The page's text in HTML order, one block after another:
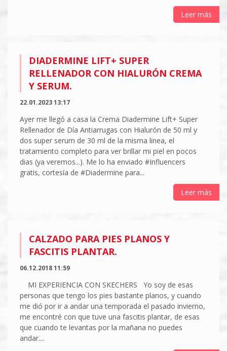
Leer más
DIADERMINE LIFT+ SUPER
RELLENADOR CON HIALURÓN CREMA
Y SERUM.
22.01.2023 13:17
Ayer me llegó a casa la Crema Diadermine Lift+ Super
Rellenador de Día Antiarrugas con Hialurón de 50 ml y
dos super serum de 30 ml de la misma linea, el
tratamiento completo para ver brillar mi piel en pocos
dias (ya veremos...). Me lo ha enviado #Influencers
gratis, cortesía de #Diadermine para...
Leer más
CALZADO PARA PIES PLANOS Y
FASCITIS PLANTAR.
06.12.2018 11:59
MI EXPERIENCIA CON SKECHERS Yo soy de esas
personas que tengo los pies bastante planos, y cuando
me dió por ir a andar una temporada el pasado invierno,
me encontré con que tuve una fascitis plantar, de esas
que cuando te levantas por la mañana no puedes
andar....